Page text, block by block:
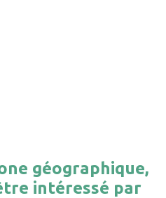
géographique,
intéressé par